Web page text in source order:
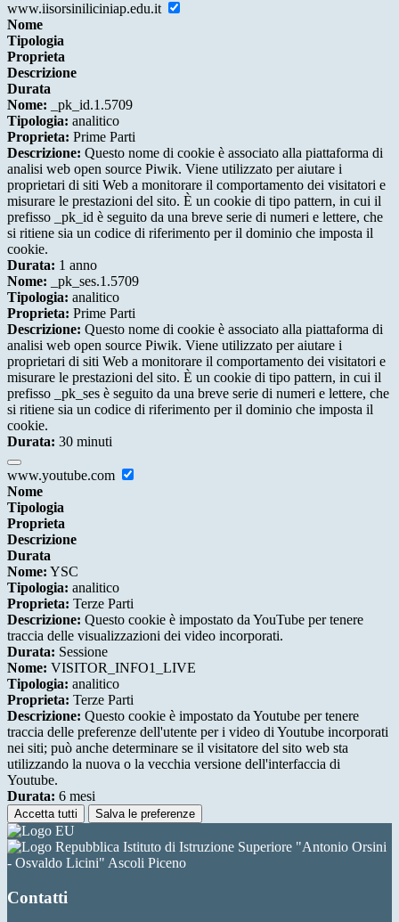
www.iisorsiniliciniap.edu.it
Nome
Tipologia
Proprieta
Descrizione
Durata
Nome: _pk_id.1.5709
Tipologia: analitico
Proprieta: Prime Parti
Descrizione: Questo nome di cookie è associato alla piattaforma di
analisi web open source Piwik. Viene utilizzato per aiutare i
proprietari di siti Web a monitorare il comportamento dei visitatori e
misurare le prestazioni del sito. È un cookie di tipo pattern, in cui il
prefisso _pk_id è seguito da una breve serie di numeri e lettere, che
si ritiene sia un codice di riferimento per il dominio che imposta il
cookie.
Durata: 1 anno
Nome: _pk_ses.1.5709
Tipologia: analitico
Proprieta: Prime Parti
Descrizione: Questo nome di cookie è associato alla piattaforma di
analisi web open source Piwik. Viene utilizzato per aiutare i
proprietari di siti Web a monitorare il comportamento dei visitatori e
misurare le prestazioni del sito. È un cookie di tipo pattern, in cui il
prefisso _pk_ses è seguito da una breve serie di numeri e lettere, che
si ritiene sia un codice di riferimento per il dominio che imposta il
cookie.
Durata: 30 minuti
www.youtube.com
Nome
Tipologia
Proprieta
Descrizione
Durata
Nome: YSC
Tipologia: analitico
Proprieta: Terze Parti
Descrizione: Questo cookie è impostato da YouTube per tenere
traccia delle visualizzazioni dei video incorporati.
Durata: Sessione
Nome: VISITOR_INFO1_LIVE
Tipologia: analitico
Proprieta: Terze Parti
Descrizione: Questo cookie è impostato da Youtube per tenere
traccia delle preferenze dell'utente per i video di Youtube incorporati
nei siti; può anche determinare se il visitatore del sito web sta
utilizzando la nuova o la vecchia versione dell'interfaccia di
Youtube.
Durata: 6 mesi
Accetta tutti Salva le preferenze
Istituto di Istruzione Superiore "Antonio Orsini
- Osvaldo Licini" Ascoli Piceno
Contatti